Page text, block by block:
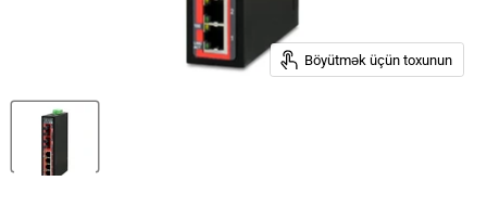
Böyütmək üçün toxunun